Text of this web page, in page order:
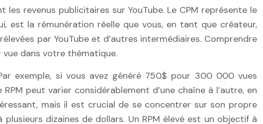
les revenus publicitaires sur YouTube. Le CPM représente le
est la rémunération réelle que vous, en tant que créateur,
par YouTube et d’autres intermédiaires. Comprendre
dans votre thématique.
exemple, si vous avez généré 750$ pour 300 000 vues
peut varier considérablement d’une chaîne à l’autre, en
mais il est crucial de se concentrer sur son propre
dizaines de dollars. Un RPM élevé est un objectif à